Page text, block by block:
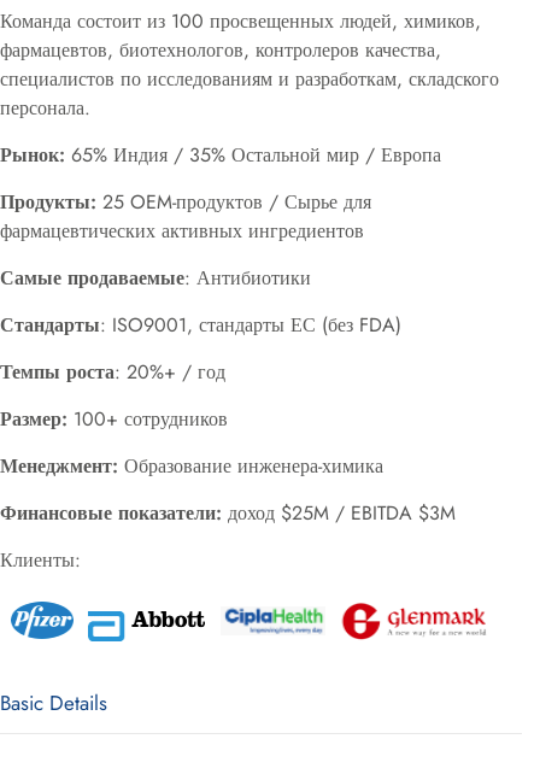
Команда состоит из 100 просвещенных людей, химиков,
фармацевтов, биотехнологов, контролеров качества,
специалистов по исследованиям и разработкам, складского
персонала.
Рынок: 65% Индия / 35% Остальной мир / Европа
Продукты: 25 OEM-продуктов / Сырье для
фармацевтических активных ингредиентов
Самые продаваемые: Антибиотики
Стандарты: ISO9001, стандарты ЕС (без FDA)
Темпы роста: 20%+ / год
Размер: 100+ сотрудников
Менеджмент: Образование инженера-химика
Финансовые показатели: доход $25M / EBITDA $3M
Клиенты:
Basic Details